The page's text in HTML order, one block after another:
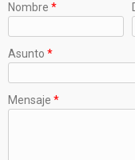
Nombre *
Asunto *
Mensaje *